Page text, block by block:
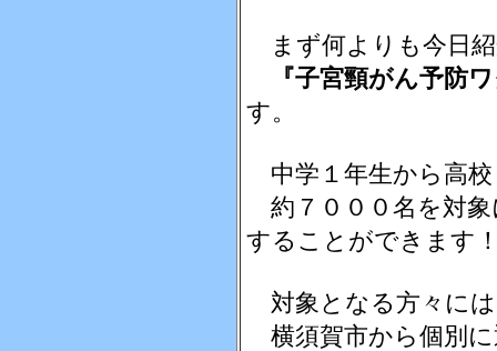
まず何よりも今日
『子宮頸がん予防
す。
中学１年生から高
約７０００名を対
することができます
対象となる方々には
横須賀市から個別